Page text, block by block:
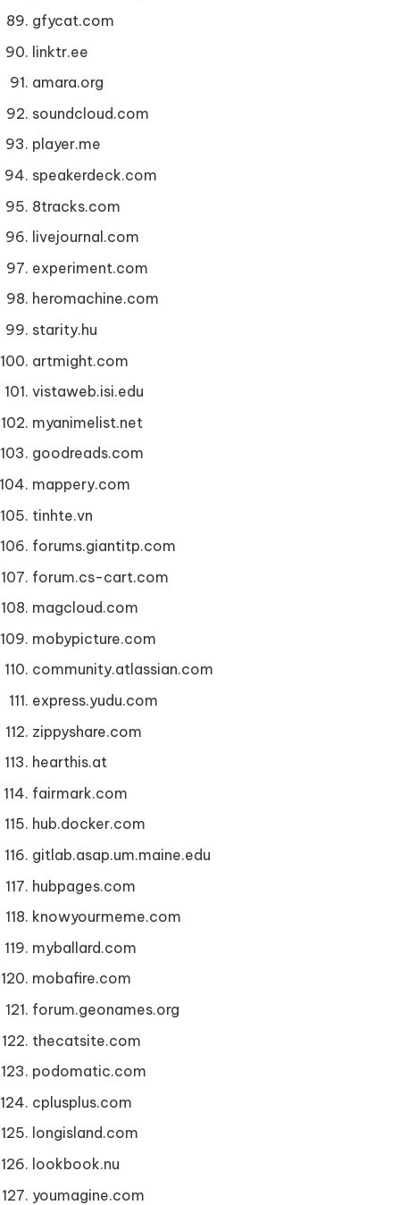
gfycat.com
linktr.ee
amara.org
soundcloud.com
player.me
speakerdeck.com
8tracks.com
livejournal.com
experiment.com
heromachine.com
starity.hu
artmight.com
vistaweb.isi.edu
myanimelist.net
goodreads.com
mappery.com
tinhte.vn
forums.giantitp.com
forum.cs-cart.com
magcloud.com
mobypicture.com
community.atlassian.com
express.yudu.com
zippyshare.com
hearthis.at
fairmark.com
hub.docker.com
gitlab.asap.um.maine.edu
hubpages.com
knowyourmeme.com
myballard.com
mobafire.com
forum.geonames.org
thecatsite.com
podomatic.com
cplusplus.com
longisland.com
lookbook.nu
youmagine.com